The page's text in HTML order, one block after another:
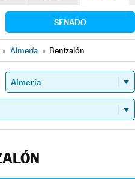
SENADO
» Almería » Benizalón